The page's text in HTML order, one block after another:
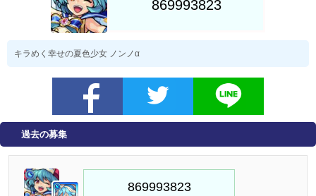
キラめく幸せの夏色少女 ノンノα
過去の募集